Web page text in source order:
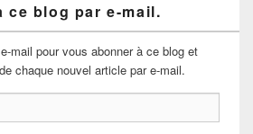
ce blog par e-mail.
mail pour vous abonner à ce blog et
chaque nouvel article par e-mail.